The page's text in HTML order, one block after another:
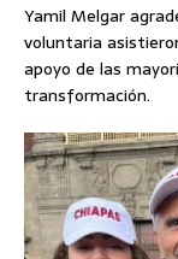
Yamil Melgar
voluntaria
apoyo de las
transformación.